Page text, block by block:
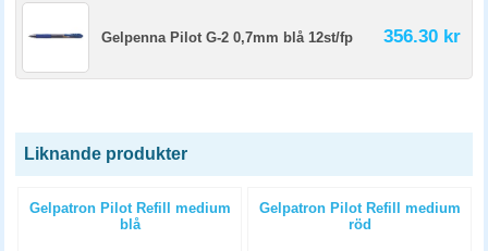
Gelpenna Pilot G-2 0,7mm blå 12st/fp 356.30 kr
Liknande produkter
Gelpatron Pilot Refill medium
blå
Gelpatron Pilot Refill medium
röd